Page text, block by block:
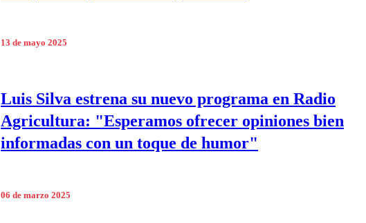
13 de mayo 2025
Luis Silva estrena su nuevo programa en Radio
Agricultura: "Esperamos ofrecer opiniones bien
informadas con un toque de humor"
06 de marzo 2025